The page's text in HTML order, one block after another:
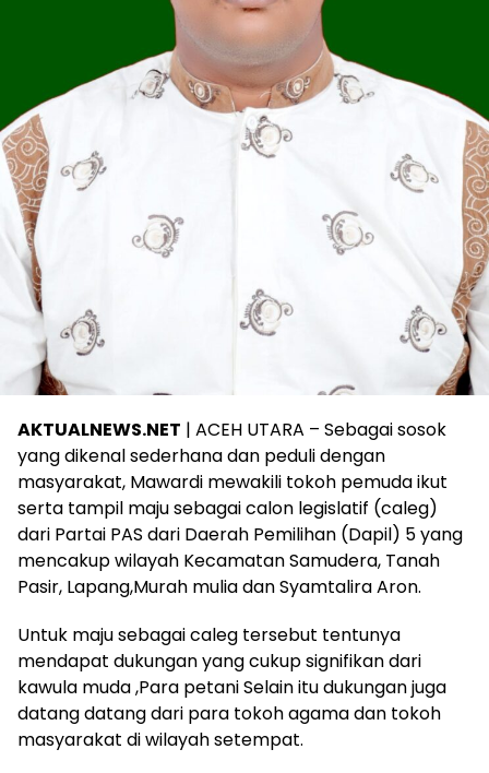
AKTUALNEWS.NET | ACEH UTARA – Sebagai sosok
yang dikenal sederhana dan peduli dengan
masyarakat, Mawardi mewakili tokoh pemuda ikut
serta tampil maju sebagai calon legislatif (caleg)
dari Partai PAS dari Daerah Pemilihan (Dapil) 5 yang
mencakup wilayah Kecamatan Samudera, Tanah
Pasir, Lapang,Murah mulia dan Syamtalira Aron.
Untuk maju sebagai caleg tersebut tentunya
mendapat dukungan yang cukup signifikan dari
kawula muda ,Para petani Selain itu dukungan juga
datang datang dari para tokoh agama dan tokoh
masyarakat di wilayah setempat.